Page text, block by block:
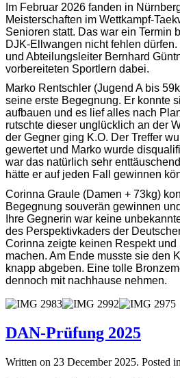
Im Februar 2026 fanden in
Meisterschaften im Wettkampf-
Senioren statt. Das war ein Termin
DJK-Ellwangen nicht fehlen
und Abteilungsleiter Bernhard
vorbereiteten Sportlern dabei.
Marko Rentschler (Jugend A bis
seine erste Begegnung. Er konnte
aufbauen und es lief alles nach
rutschte dieser unglücklich an der
der Gegner ging K.O. Der Treffer
gewertet und Marko wurde
war das natürlich sehr
hätte er auf jeden Fall gewinnen
Corinna Graule (Damen + 73kg)
Begegnung souverän gewinnen
Ihre Gegnerin war keine
des Perspektivkaders der
Corinna zeigte keinen Respekt
machen. Am Ende musste sie den
knapp abgeben. Eine tolle
dennoch mit nachhause nehmen.
DAN-Prüfung 2025
Written on 23 December 2025. Posted in